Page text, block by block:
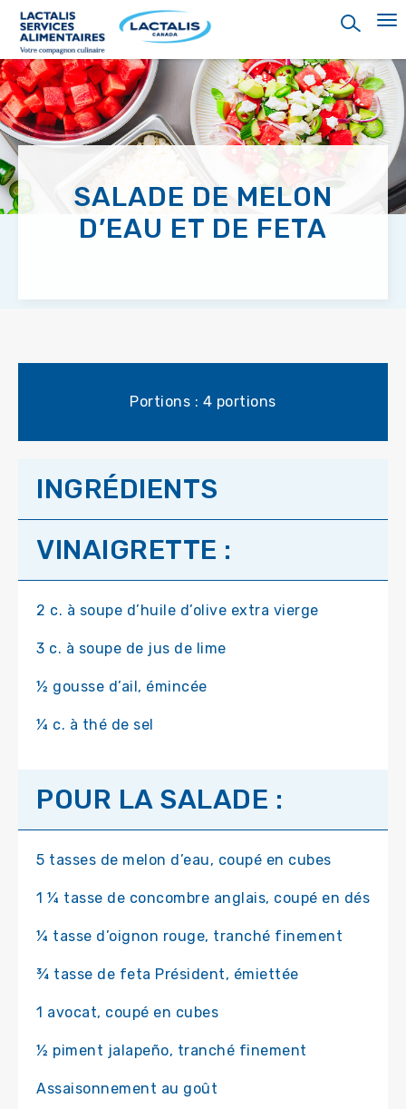
main
content
SALADE DE MELON
D’EAU ET DE FETA
Portions : 4 portions
INGRÉDIENTS
VINAIGRETTE :
2 c. à soupe d’huile d’olive extra vierge
3 c. à soupe de jus de lime
½ gousse d’ail, émincée
¼ c. à thé de sel
POUR LA SALADE :
5 tasses de melon d’eau, coupé en cubes
1 ¼ tasse de concombre anglais, coupé en dés
¼ tasse d’oignon rouge, tranché finement
¾ tasse de feta Président, émiettée
1 avocat, coupé en cubes
½ piment jalapeño, tranché finement
Assaisonnement au goût